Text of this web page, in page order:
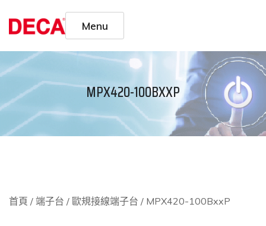
Menu
MPX420-100BXXP
首頁 / 端子台 / 歐規接線端子台 / MPX420-100BxxP